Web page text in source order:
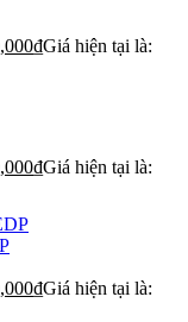
₫Giá hiện tại là:
₫Giá hiện tại là:
₫Giá hiện tại là: